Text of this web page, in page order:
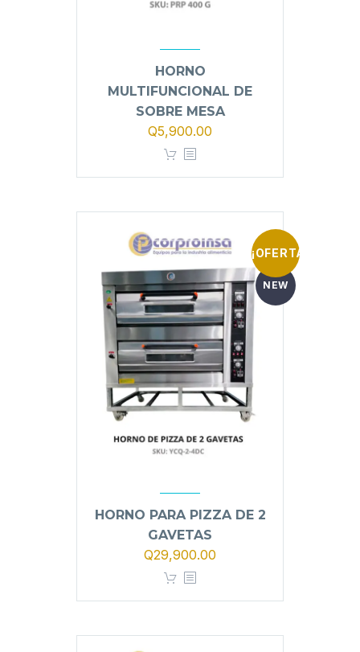
HORNO
MULTIFUNCIONAL DE
SOBRE MESA
Q5,900.00
¡OFERTA!
NEW
HORNO PARA PIZZA DE 2
GAVETAS
El
precio
Q32,500.00.
Q29,900.00
Q29,900.00.